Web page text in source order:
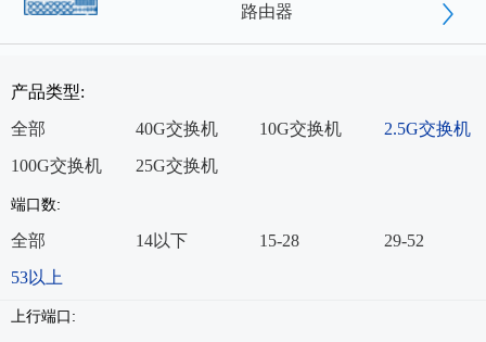
路由器
产品类型:
全部
40G交换机 10G交换机
2.5G交换机
100G交换机
25G交换机
端口数:
全部 14以下 15-28
29-52
53以上
上行端口: